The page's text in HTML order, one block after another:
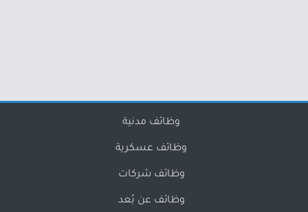
وظائف مدنية
وظائف عسكرية
وظائف شركات
وظائف عن بُعد